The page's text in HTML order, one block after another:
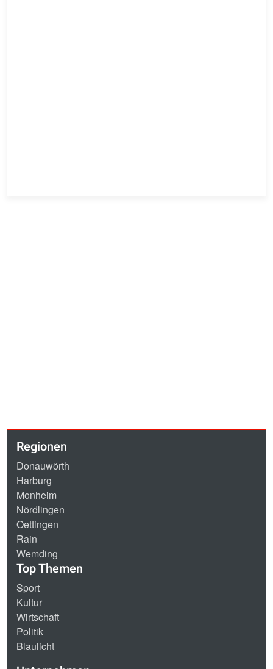
Regionen
Donauwörth
Harburg
Monheim
Nördlingen
Oettingen
Rain
Wemding
Top Themen
Sport
Kultur
Wirtschaft
Politik
Blaulicht